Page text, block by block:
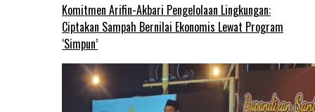
Komitmen Arifin-Akbari Pengelolaan Lingkungan:
Ciptakan Sampah Bernilai Ekonomis Lewat Program
‘Simpun’